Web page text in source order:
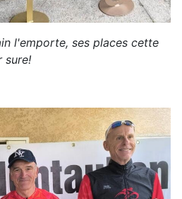
l'emporte, ses places cette
sure!